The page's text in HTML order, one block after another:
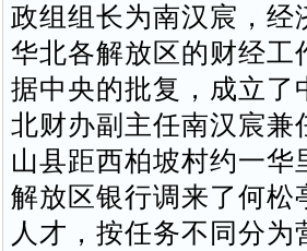
政组组长为南汉宸，
华北各解放区的财经工
据中央的批复，成立
北财办副主任南汉宸
山县距西柏坡村约一
解放区银行调来了何
人才，按任务不同分